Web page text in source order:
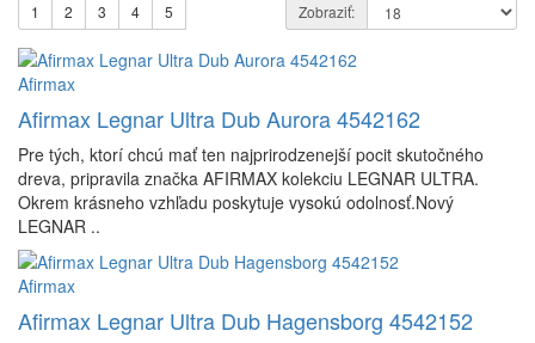
1 2 3 4 5 Zobraziť:
Afirmax
Afirmax Legnar Ultra Dub Aurora 4542162
Pre tých, ktorí chcú mať ten najprirodzenejší pocit skutočného
dreva, pripravila značka AFIRMAX kolekciu LEGNAR ULTRA.
Okrem krásneho vzhľadu poskytuje vysokú odolnosť.Nový
LEGNAR ..
Afirmax
Afirmax Legnar Ultra Dub Hagensborg 4542152